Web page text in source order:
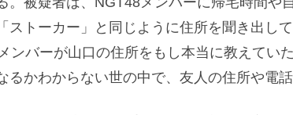
ストーカー」と同じように住所を聞き出し
ンバーが山口の住所をもし本当に教えてい
るかわからない世の中で、友人の住所や電